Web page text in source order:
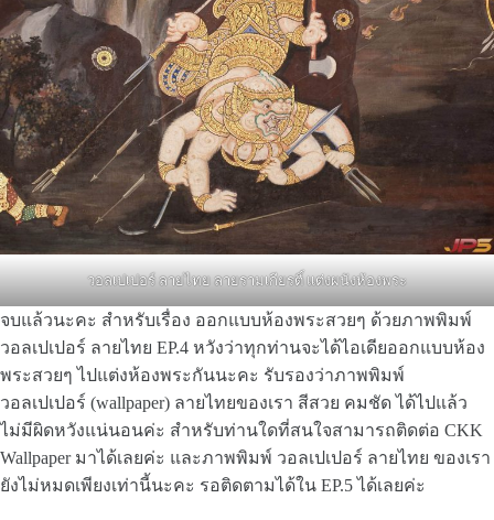
วอลเปเปอร์ ลายไทย ลายรามเกียรติ์ แต่งผนังห้องพระ
จบแล้วนะคะ สำหรับเรื่อง ออกแบบห้องพระสวยๆ ด้วยภาพพิมพ์
วอลเปเปอร์ ลายไทย EP.4 หวังว่าทุกท่านจะได้ไอเดียออกแบบห้อง
พระสวยๆ ไปแต่งห้องพระกันนะคะ รับรองว่าภาพพิมพ์
วอลเปเปอร์ (wallpaper) ลายไทยของเรา สีสวย คมชัด ได้ไปแล้ว
ไม่มีผิดหวังแน่นอนค่ะ สำหรับท่านใดที่สนใจสามารถติดต่อ CKK
Wallpaper มาได้เลยค่ะ และภาพพิมพ์ วอลเปเปอร์ ลายไทย ของเรา
ยังไม่หมดเพียงเท่านี้นะคะ รอติดตามได้ใน EP.5 ได้เลยค่ะ